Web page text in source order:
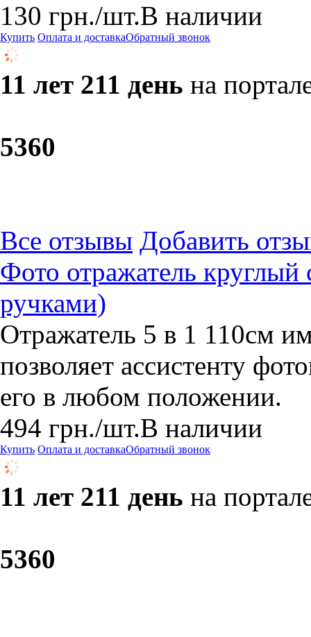
130 грн./шт.В наличии
Купить Оплата и доставкаОбратный звонок
11 лет 211 день на
5360
Все отзывы Добавить
Фото отражатель круглый
ручками)
Отражатель 5 в 1 110см
позволяет ассистенту
его в любом положении.
494 грн./шт.В наличии
Купить Оплата и доставкаОбратный звонок
11 лет 211 день на
5360